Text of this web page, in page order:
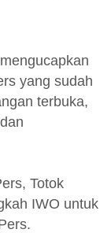
yang sudah
terbuka,
Totok
IWO untuk